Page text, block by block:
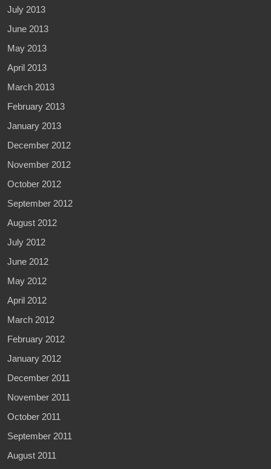
July 2013
June 2013
May 2013
April 2013
March 2013
February 2013
January 2013
December 2012
November 2012
October 2012
September 2012
August 2012
July 2012
June 2012
May 2012
April 2012
March 2012
February 2012
January 2012
December 2011
November 2011
October 2011
September 2011
August 2011